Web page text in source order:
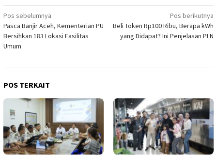
Navigasi
pos
Pos sebelumnya
Pasca Banjir Aceh, Kementerian PU
Bersihkan 183 Lokasi Fasilitas
Umum
Pos berikutnya
Beli Token Rp100 Ribu, Berapa kWh
yang Didapat? Ini Penjelasan PLN
POS TERKAIT